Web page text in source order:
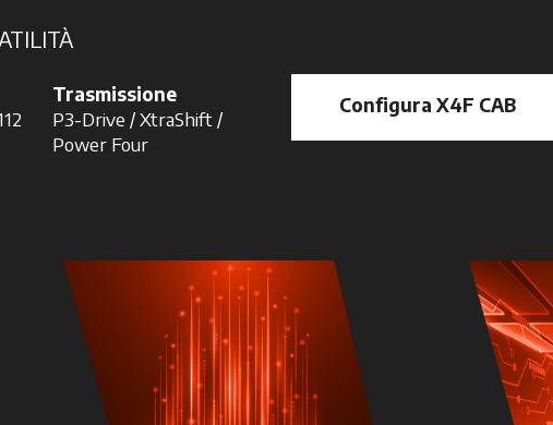
Trasmissione
P3-Drive / XtraShift /
Power Four
Configura X4F CAB